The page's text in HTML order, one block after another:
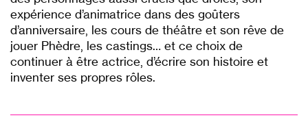
expérience d’animatrice dans des goûters
d’anniversaire, les cours de théâtre et son rêve de
jouer Phèdre, les castings… et ce choix de
continuer à être actrice, d’écrire son histoire et
inventer ses propres rôles.